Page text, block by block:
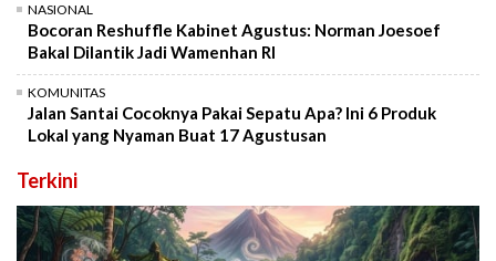
NASIONAL
Bocoran Reshuffle Kabinet Agustus: Norman Joesoef
Bakal Dilantik Jadi Wamenhan RI
KOMUNITAS
Jalan Santai Cocoknya Pakai Sepatu Apa? Ini 6 Produk
Lokal yang Nyaman Buat 17 Agustusan
Terkini